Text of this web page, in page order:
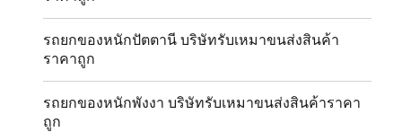
รถยกของหนักปัตตานี บริษัทรับเหมาขนส่งสินค้า
ราคาถูก
รถยกของหนักพังงา บริษัทรับเหมาขนส่งสินค้าราคา
ถูก